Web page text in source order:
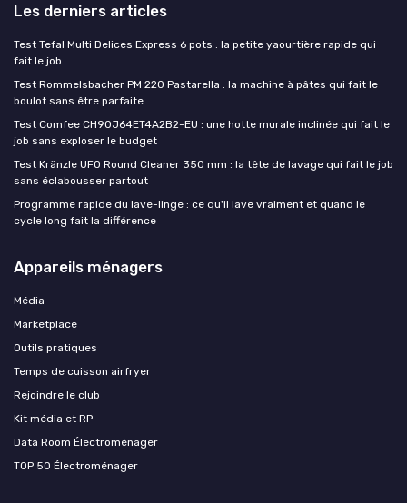
Les derniers articles
Test Tefal Multi Delices Express 6 pots : la petite yaourtière rapide qui
fait le job
Test Rommelsbacher PM 220 Pastarella : la machine à pâtes qui fait le
boulot sans être parfaite
Test Comfee CH90J64ET4A2B2-EU : une hotte murale inclinée qui fait le
job sans exploser le budget
Test Kränzle UFO Round Cleaner 350 mm : la tête de lavage qui fait le job
sans éclabousser partout
Programme rapide du lave-linge : ce qu'il lave vraiment et quand le
cycle long fait la différence
Appareils ménagers
Média
Marketplace
Outils pratiques
Temps de cuisson airfryer
Rejoindre le club
Kit média et RP
Data Room Électroménager
TOP 50 Électroménager